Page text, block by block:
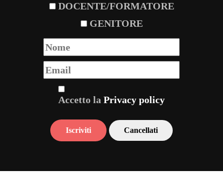
DOCENTE/FORMATORE
GENITORE
Accetto la Privacy policy